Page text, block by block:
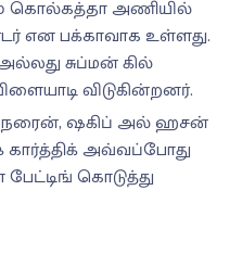
கொல்கத்தா அணியில்
என பக்காவாக உள்ளது.
சுப்மன் கில்
விடுகின்றனர்.
நரைன், ஷகிப் அல் ஹசன்
கார்த்திக் அவ்வப்போது
கொடுத்து